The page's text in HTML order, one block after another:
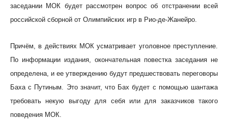
заседании МОК будет рассмотрен вопрос об отстранении всей
российской сборной от Олимпийских игр в Рио-де-Жанейро.
Причём, в действиях МОК усматривает уголовное преступление.
По информации издания, окончательная повестка заседания не
определена, и ее утверждению будут предшествовать переговоры
Баха с Путиным. Это значит, что Бах будет с помощью шантажа
требовать некую выгоду для себя или для заказчиков такого
поведения МОК.